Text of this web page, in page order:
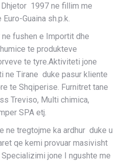
1997 ne fillim me
Guaina sh.p.k.
fushen e Importit dhe
te produkteve
te tyre.Aktiviteti jone
ne Tirane duke pasur kliente
te Shqiperise. Furnitret tane
Treviso, Multi chimica,
SPA etj.
ne tregtojme ka ardhur duke u
qe kemi provuar masivisht
Specializimi jone I ngushte me